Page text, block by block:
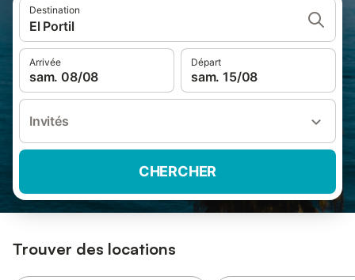
Destination
El Portil
Arrivée
sam. 08/08
Départ
sam. 15/08
Invités
CHERCHER
Trouver des locations